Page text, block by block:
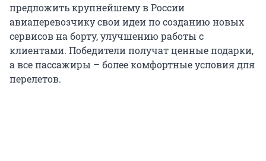
предложить крупнейшему в России
авиаперевозчику свои идеи по созданию новых
сервисов на борту, улучшению работы с
клиентами. Победители получат ценные подарки,
а все пассажиры – более комфортные условия для
перелетов.